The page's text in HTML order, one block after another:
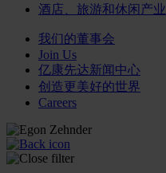
酒店、旅游和休闲产业
我们的董事会
Join Us
亿康先达新闻中心
创造更美好的世界
Careers